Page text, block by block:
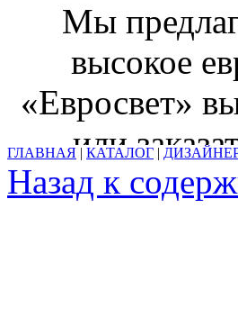
Мы
высокое
«Евросвет»
или
каталогов.
ГЛАВНАЯ | КАТАЛОГ |
Назад к